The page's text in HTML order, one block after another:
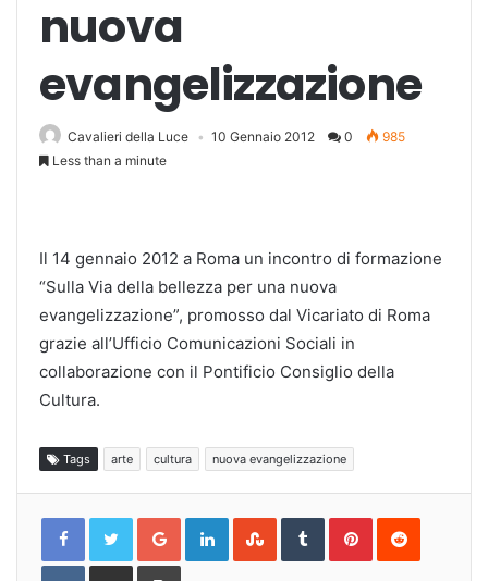
nuova
evangelizzazione
Cavalieri della Luce 10 Gennaio 2012 0
985
Less than a minute
Il 14 gennaio 2012 a Roma un incontro di formazione
“Sulla Via della bellezza per una nuova
evangelizzazione”, promosso dal Vicariato di Roma
grazie all’Ufficio Comunicazioni Sociali in
collaborazione con il Pontificio Consiglio della
Cultura.
Tags arte cultura nuova evangelizzazione
Google+LinkedInStumbleUpon
TumblrPinterestReddit
VKontakteShare Print